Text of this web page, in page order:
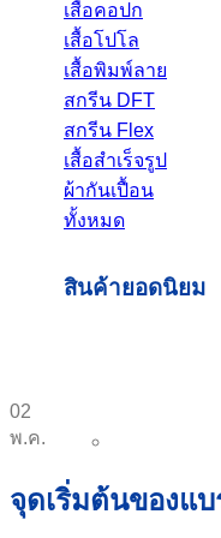
เสื้อคอปก
เสื้อโปโล
เสื้อพิมพ์ลาย
สกรีน DFT
สกรีน Flex
เสื้อสำเร็จรูป
ผ้ากันเปื้อน
ทั้งหมด
สินค้ายอดนิยม
02
พ.ค.
จุดเริ่มต้นของแ